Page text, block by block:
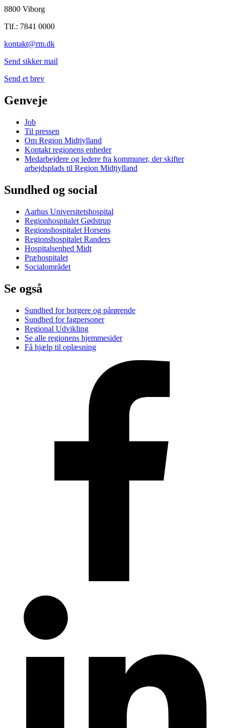
8800 Viborg
Tlf.: 7841 0000
kontakt@rm.dk
Send sikker mail
Send et brev
Genveje
Job
Til pressen
Om Region Midtjylland
Kontakt regionens enheder
Medarbejdere og ledere fra kommuner, der skifter
arbejdsplads til Region Midtjylland
Sundhed og social
Aarhus Universitetshospital
Regionhospitalet Gødstrup
Regionshospitalet Horsens
Regionshospitalet Randers
Hospitalsenhed Midt
Præhospitalet
Socialområdet
Se også
Sundhed for borgere og pårørende
Sundhed for fagpersoner
Regional Udvikling
Se alle regionens hjemmesider
Få hjælp til oplæsning